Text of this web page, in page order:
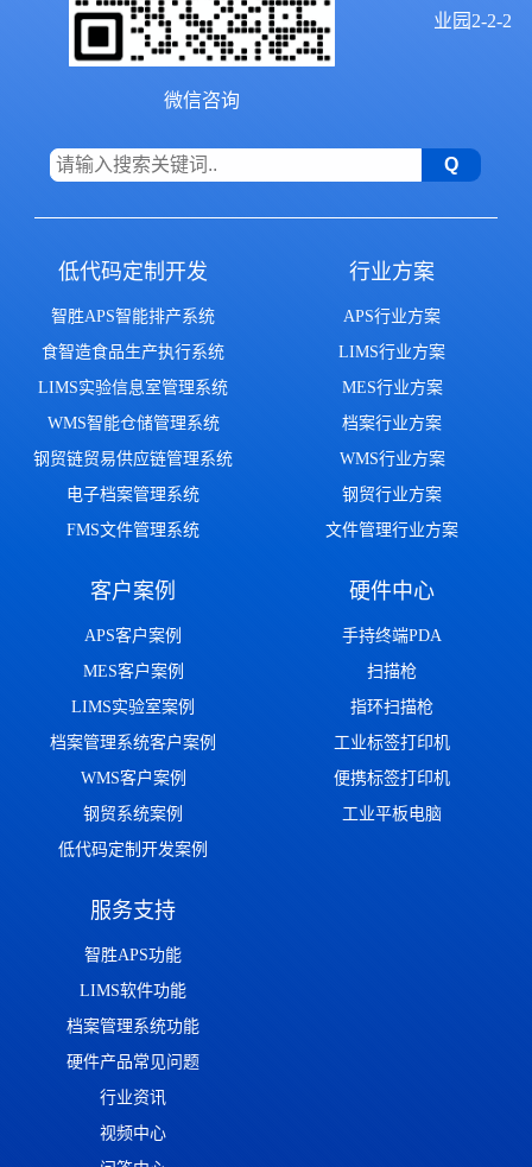
微信咨询
业园2-2-2
低代码定制开发
智胜APS智能排产系统
食智造食品生产执行系统
LIMS实验信息室管理系统
WMS智能仓储管理系统
钢贸链贸易供应链管理系统
电子档案管理系统
FMS文件管理系统
行业方案
APS行业方案
LIMS行业方案
MES行业方案
档案行业方案
WMS行业方案
钢贸行业方案
文件管理行业方案
客户案例
APS客户案例
MES客户案例
LIMS实验室案例
档案管理系统客户案例
WMS客户案例
钢贸系统案例
低代码定制开发案例
硬件中心
手持终端PDA
扫描枪
指环扫描枪
工业标签打印机
便携标签打印机
工业平板电脑
服务支持
智胜APS功能
LIMS软件功能
档案管理系统功能
硬件产品常见问题
行业资讯
视频中心